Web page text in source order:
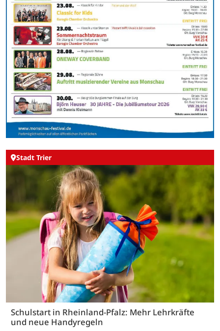
Stadt Trier
Schulstart in Rheinland-Pfalz: Mehr Lehrkräfte
und neue Handyregeln